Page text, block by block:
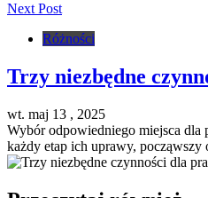
Next Post
Różności
Trzy niezbędne
wt. maj 13 , 2025
Wybór odpowiedniego miejsca dla
każdy etap ich uprawy,